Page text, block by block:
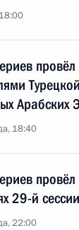
провёл
Арабских
18:40
29-й
22:00